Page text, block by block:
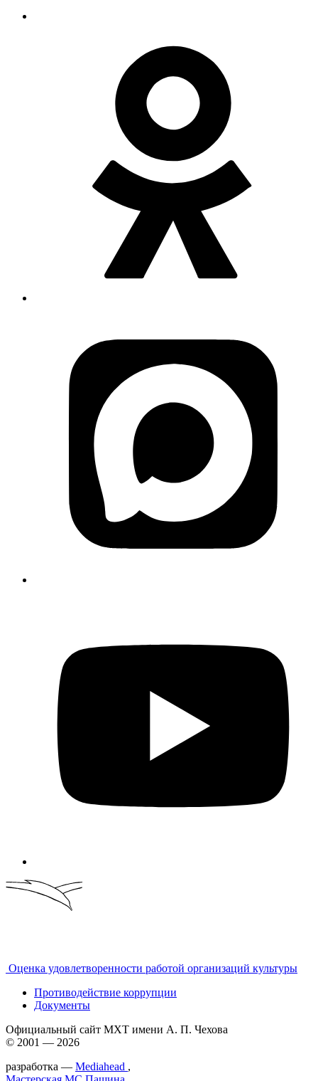
Оценка удовлетворенности работой организаций культуры
Противодействие коррупции
Документы
Официальный сайт МХТ имени А. П. Чехова
© 2001 — 2026
разработка — Mediahead ,